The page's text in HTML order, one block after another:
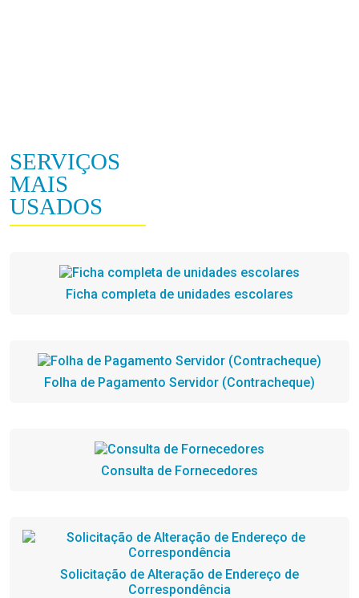
SERVIÇOS
MAIS
USADOS
Ficha completa de unidades escolares
Folha de Pagamento Servidor (Contracheque)
Consulta de Fornecedores
Solicitação de Alteração de Endereço de
Correspondência